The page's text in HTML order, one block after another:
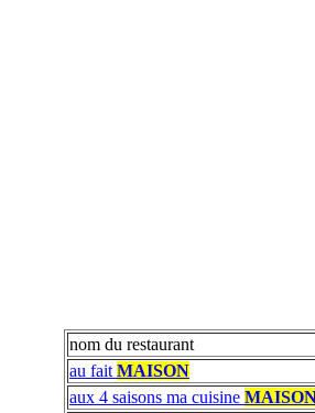
nom du restaurant
au fait MAISON
aux 4 saisons ma cuisine